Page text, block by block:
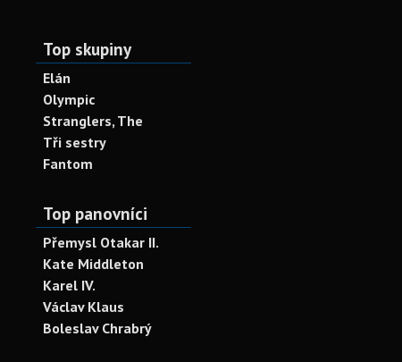
Top skupiny
Elán
Olympic
Stranglers, The
Tři sestry
Fantom
Top panovníci
Přemysl Otakar II.
Kate Middleton
Karel IV.
Václav Klaus
Boleslav Chrabrý